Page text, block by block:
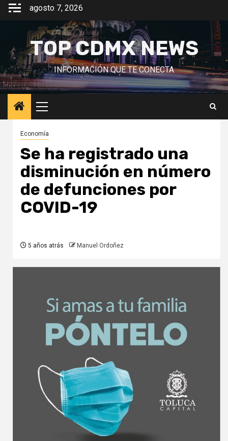
Saltar
contenido
agosto 7, 2026
TOP CDMX NEWS
INFORMACIÓN QUE TE CONECTA
Menú
principal
Economía
Se ha registrado una
disminución en número
de defunciones por
COVID-19
5 años atrás Manuel Ordoñez